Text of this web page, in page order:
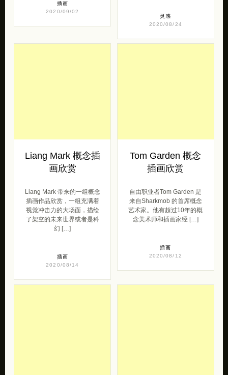
插画
2020/09/02
灵感
2020/08/24
Liang Mark 概念插
画欣赏
Liang Mark 带来的一组概念
插画作品欣赏，一组充满着
视觉冲击力的大场面，描绘
了架空的未来世界或者是科
幻 […]
插画
2020/08/14
Tom Garden 概念
插画欣赏
自由职业者Tom Garden 是
来自Sharkmob 的首席概念
艺术家。他有超过10年的概
念美术师和插画家经 […]
插画
2020/08/12